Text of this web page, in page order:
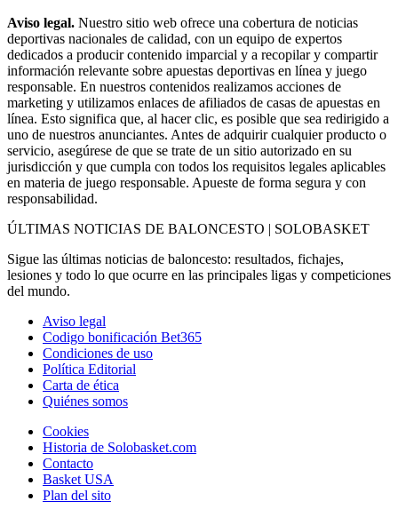
Aviso legal. Nuestro sitio web ofrece una cobertura de noticias
deportivas nacionales de calidad, con un equipo de expertos
dedicados a producir contenido imparcial y a recopilar y compartir
información relevante sobre apuestas deportivas en línea y juego
responsable. En nuestros contenidos realizamos acciones de
marketing y utilizamos enlaces de afiliados de casas de apuestas en
línea. Esto significa que, al hacer clic, es posible que sea redirigido a
uno de nuestros anunciantes. Antes de adquirir cualquier producto o
servicio, asegúrese de que se trate de un sitio autorizado en su
jurisdicción y que cumpla con todos los requisitos legales aplicables
en materia de juego responsable. Apueste de forma segura y con
responsabilidad.
ÚLTIMAS NOTICIAS DE BALONCESTO | SOLOBASKET
Sigue las últimas noticias de baloncesto: resultados, fichajes,
lesiones y todo lo que ocurre en las principales ligas y competiciones
del mundo.
Aviso legal
Codigo bonificación Bet365
Condiciones de uso
Política Editorial
Carta de ética
Quiénes somos
Cookies
Historia de Solobasket.com
Contacto
Basket USA
Plan del sito